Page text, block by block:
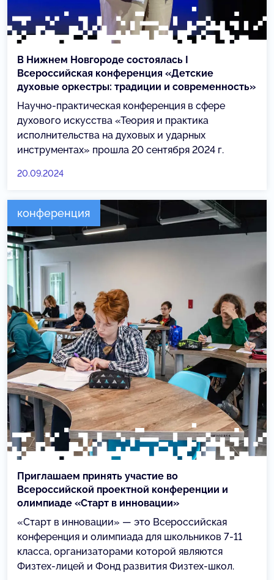
В Нижнем Новгороде состоялась I
Всероссийская конференция «Детские
духовые оркестры: традиции и современность»
Научно-практическая конференция в сфере
духового искусства «Теория и практика
исполнительства на духовых и ударных
инструментах» прошла 20 сентября 2024 г.
20.09.2024
конференция
Приглашаем принять участие во
Всероссийской проектной конференции и
олимпиаде «Старт в инновации»
«Старт в инновации» — это Всероссийская
конференция и олимпиада для школьников 7-11
класса, организаторами которой являются
Физтех-лицей и Фонд развития Физтех-школ.